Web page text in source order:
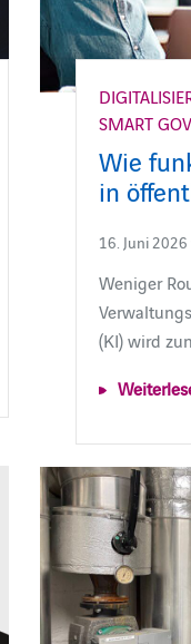
SMART
Wie
in
16. Juni 2026
Weniger
(KI) wird